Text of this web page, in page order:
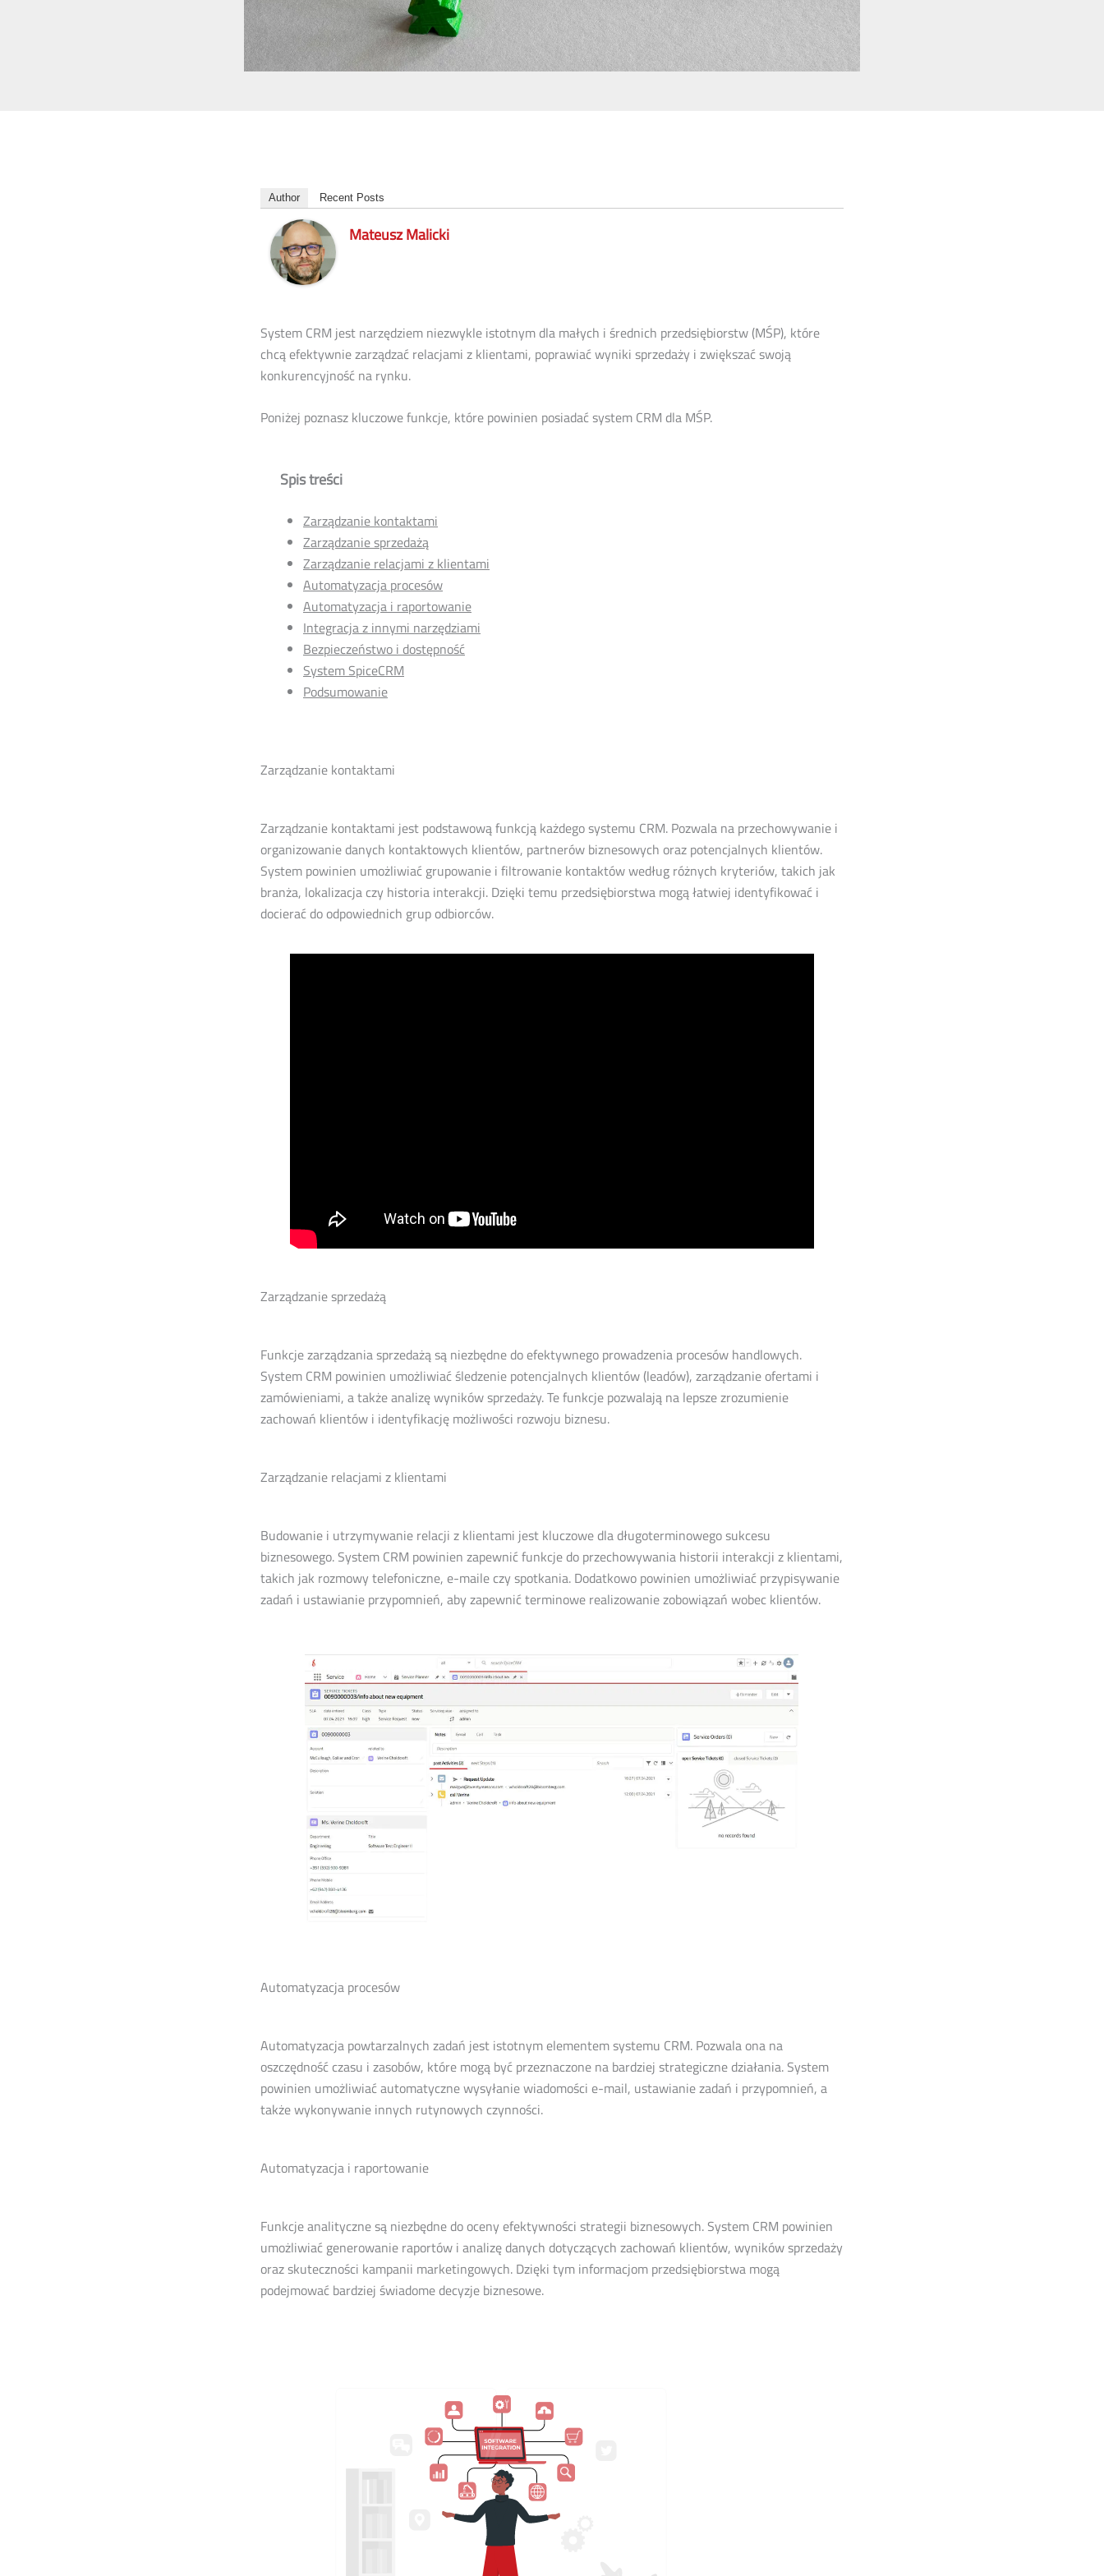
Author Recent Posts
Mateusz Malicki
System CRM jest narzędziem niezwykle istotnym dla małych i średnich przedsiębiorstw (MŚP), które
chcą efektywnie zarządzać relacjami z klientami, poprawiać wyniki sprzedaży i zwiększać swoją
konkurencyjność na rynku.
Poniżej poznasz kluczowe funkcje, które powinien posiadać system CRM dla MŚP.
Spis treści
Zarządzanie kontaktami
Zarządzanie sprzedażą
Zarządzanie relacjami z klientami
Automatyzacja procesów
Automatyzacja i raportowanie
Integracja z innymi narzędziami
Bezpieczeństwo i dostępność
System SpiceCRM
Podsumowanie
Zarządzanie kontaktami
Zarządzanie kontaktami jest podstawową funkcją każdego systemu CRM. Pozwala na przechowywanie i
organizowanie danych kontaktowych klientów, partnerów biznesowych oraz potencjalnych klientów.
System powinien umożliwiać grupowanie i filtrowanie kontaktów według różnych kryteriów, takich jak
branża, lokalizacja czy historia interakcji. Dzięki temu przedsiębiorstwa mogą łatwiej identyfikować i
docierać do odpowiednich grup odbiorców.
Zarządzanie sprzedażą
Funkcje zarządzania sprzedażą są niezbędne do efektywnego prowadzenia procesów handlowych.
System CRM powinien umożliwiać śledzenie potencjalnych klientów (leadów), zarządzanie ofertami i
zamówieniami, a także analizę wyników sprzedaży. Te funkcje pozwalają na lepsze zrozumienie
zachowań klientów i identyfikację możliwości rozwoju biznesu.
Zarządzanie relacjami z klientami
Budowanie i utrzymywanie relacji z klientami jest kluczowe dla długoterminowego sukcesu
biznesowego. System CRM powinien zapewnić funkcje do przechowywania historii interakcji z klientami,
takich jak rozmowy telefoniczne, e-maile czy spotkania. Dodatkowo powinien umożliwiać przypisywanie
zadań i ustawianie przypomnień, aby zapewnić terminowe realizowanie zobowiązań wobec klientów.
Automatyzacja procesów
Automatyzacja powtarzalnych zadań jest istotnym elementem systemu CRM. Pozwala ona na
oszczędność czasu i zasobów, które mogą być przeznaczone na bardziej strategiczne działania. System
powinien umożliwiać automatyczne wysyłanie wiadomości e-mail, ustawianie zadań i przypomnień, a
także wykonywanie innych rutynowych czynności.
Automatyzacja i raportowanie
Funkcje analityczne są niezbędne do oceny efektywności strategii biznesowych. System CRM powinien
umożliwiać generowanie raportów i analizę danych dotyczących zachowań klientów, wyników sprzedaży
oraz skuteczności kampanii marketingowych. Dzięki tym informacjom przedsiębiorstwa mogą
podejmować bardziej świadome decyzje biznesowe.